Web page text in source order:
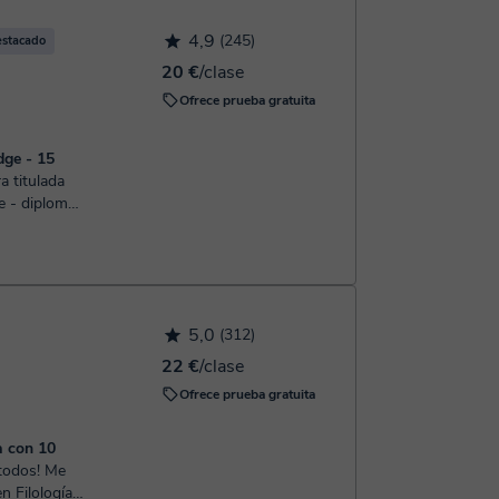
4,9 (245)
20 €/clase
Ofrece prueba gratuita
- 15
- diploma
de
5,0 (312)
22 €/clase
Ofrece prueba gratuita
con 10
Filología